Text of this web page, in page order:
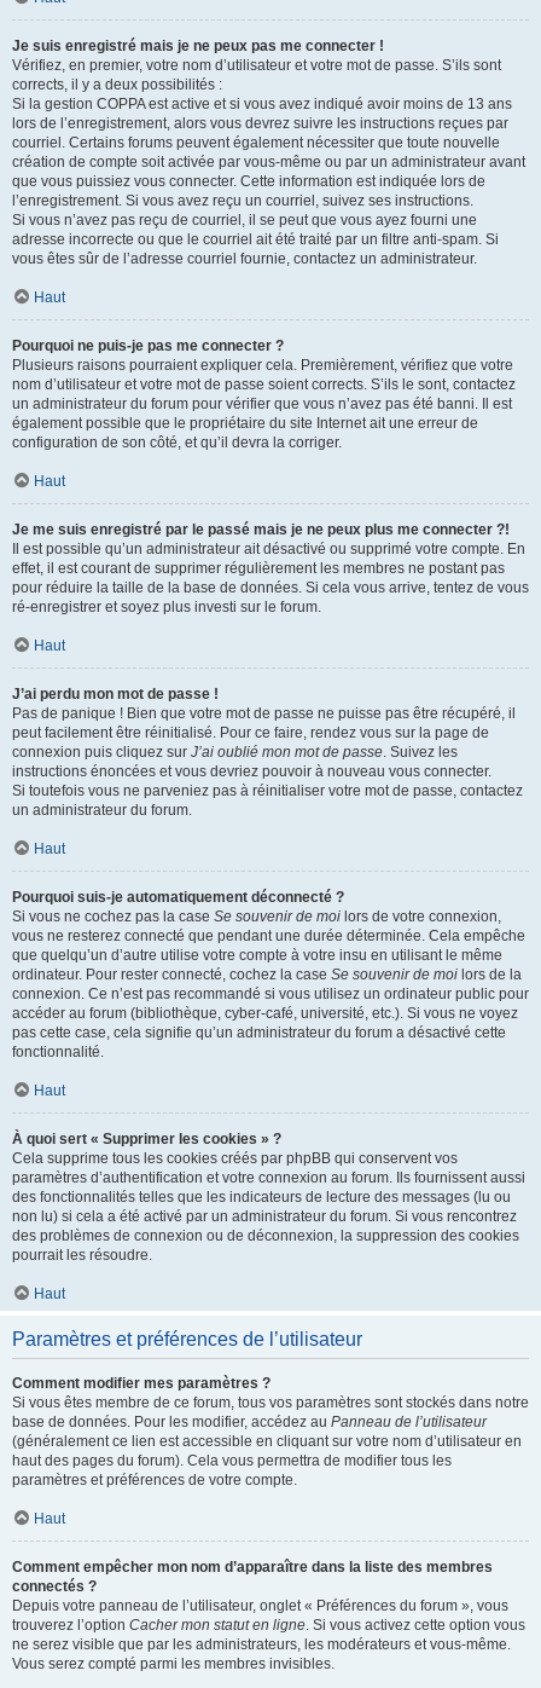
Je suis enregistré mais je ne peux pas me connecter !
Vérifiez, en premier, votre nom d’utilisateur et votre mot de passe. S’ils sont
corrects, il y a deux possibilités :
Si la gestion COPPA est active et si vous avez indiqué avoir moins de 13 ans
lors de l’enregistrement, alors vous devrez suivre les instructions reçues par
courriel. Certains forums peuvent également nécessiter que toute nouvelle
création de compte soit activée par vous-même ou par un administrateur avant
que vous puissiez vous connecter. Cette information est indiquée lors de
l’enregistrement. Si vous avez reçu un courriel, suivez ses instructions.
Si vous n’avez pas reçu de courriel, il se peut que vous ayez fourni une
adresse incorrecte ou que le courriel ait été traité par un filtre anti-spam. Si
vous êtes sûr de l’adresse courriel fournie, contactez un administrateur.
Haut
Pourquoi ne puis-je pas me connecter ?
Plusieurs raisons pourraient expliquer cela. Premièrement, vérifiez que votre
nom d’utilisateur et votre mot de passe soient corrects. S’ils le sont, contactez
un administrateur du forum pour vérifier que vous n’avez pas été banni. Il est
également possible que le propriétaire du site Internet ait une erreur de
configuration de son côté, et qu’il devra la corriger.
Haut
Je me suis enregistré par le passé mais je ne peux plus me connecter ?!
Il est possible qu’un administrateur ait désactivé ou supprimé votre compte. En
effet, il est courant de supprimer régulièrement les membres ne postant pas
pour réduire la taille de la base de données. Si cela vous arrive, tentez de vous
ré-enregistrer et soyez plus investi sur le forum.
Haut
J’ai perdu mon mot de passe !
Pas de panique ! Bien que votre mot de passe ne puisse pas être récupéré, il
peut facilement être réinitialisé. Pour ce faire, rendez vous sur la page de
connexion puis cliquez sur J’ai oublié mon mot de passe. Suivez les
instructions énoncées et vous devriez pouvoir à nouveau vous connecter.
Si toutefois vous ne parveniez pas à réinitialiser votre mot de passe, contactez
un administrateur du forum.
Haut
Pourquoi suis-je automatiquement déconnecté ?
Si vous ne cochez pas la case Se souvenir de moi lors de votre connexion,
vous ne resterez connecté que pendant une durée déterminée. Cela empêche
que quelqu’un d’autre utilise votre compte à votre insu en utilisant le même
ordinateur. Pour rester connecté, cochez la case Se souvenir de moi lors de la
connexion. Ce n’est pas recommandé si vous utilisez un ordinateur public pour
accéder au forum (bibliothèque, cyber-café, université, etc.). Si vous ne voyez
pas cette case, cela signifie qu’un administrateur du forum a désactivé cette
fonctionnalité.
Haut
À quoi sert « Supprimer les cookies » ?
Cela supprime tous les cookies créés par phpBB qui conservent vos
paramètres d’authentification et votre connexion au forum. Ils fournissent aussi
des fonctionnalités telles que les indicateurs de lecture des messages (lu ou
non lu) si cela a été activé par un administrateur du forum. Si vous rencontrez
des problèmes de connexion ou de déconnexion, la suppression des cookies
pourrait les résoudre.
Haut
Paramètres et préférences de l’utilisateur
Comment modifier mes paramètres ?
Si vous êtes membre de ce forum, tous vos paramètres sont stockés dans notre
base de données. Pour les modifier, accédez au Panneau de l’utilisateur
(généralement ce lien est accessible en cliquant sur votre nom d’utilisateur en
haut des pages du forum). Cela vous permettra de modifier tous les
paramètres et préférences de votre compte.
Haut
Comment empêcher mon nom d’apparaître dans la liste des membres
connectés ?
Depuis votre panneau de l’utilisateur, onglet « Préférences du forum », vous
trouverez l’option Cacher mon statut en ligne. Si vous activez cette option vous
ne serez visible que par les administrateurs, les modérateurs et vous-même.
Vous serez compté parmi les membres invisibles.